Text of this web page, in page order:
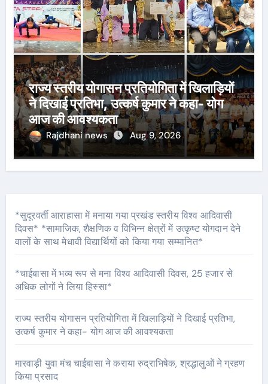
राज्य स्तरीय योगासन प्रतियोगिता में खिलाड़ियों
ने दिखाई प्रतिभा, उत्कर्ष कुमार ने कहा- योग
आज की आवश्यकता
Rajdhani news Aug 9, 2026
*सुदूरवर्ती आराहासा में मनाया गया प्रखंड स्तरीय विश्व आदिवासी
दिवस* *सामाजिक, शैक्षणिक व विभिन्न क्षेत्रों में उत्कृष्ट योगदान देने
वालों के साथ मेधावी विद्यार्थियों को किया गया सम्मानित*
*चाईबासा में भव्य रूप से मना विश्व आदिवासी दिवस, 25 हजार से
अधिक लोगों ने लिया हिस्सा*
राज्य स्तरीय योगासन प्रतियोगिता में खिलाड़ियों ने दिखाई प्रतिभा,
उत्कर्ष कुमार ने कहा- योग आज की आवश्यकता
मारवाड़ी युवा मंच चाईबासा ने कराया रुद्राभिषेक, श्रद्धालुओं ने ग्रहण
किया प्रसाद